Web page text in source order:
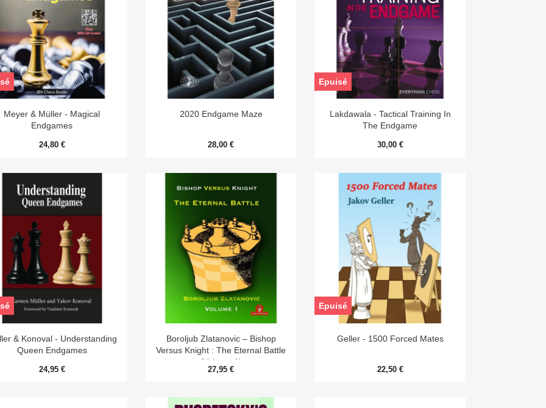
Aperçu rapide
Meyer & Müller - Magical
Endgames
24,80 €
Aperçu rapide
2020 Endgame Maze
28,00 €
Aperçu rapide
Lakdawala - Tactical Training In
The Endgame
30,00 €
Epuisé
Aperçu rapide
& Konoval - Understanding
Queen Endgames
24,95 €
Aperçu rapide
Boroljub Zlatanovic – Bishop
Versus Knight : The Eternal Battle
(Volume 1)
27,95 €
 Aperçu rapide
Geller - 1500 Forced Mates
22,50 €
Epuisé